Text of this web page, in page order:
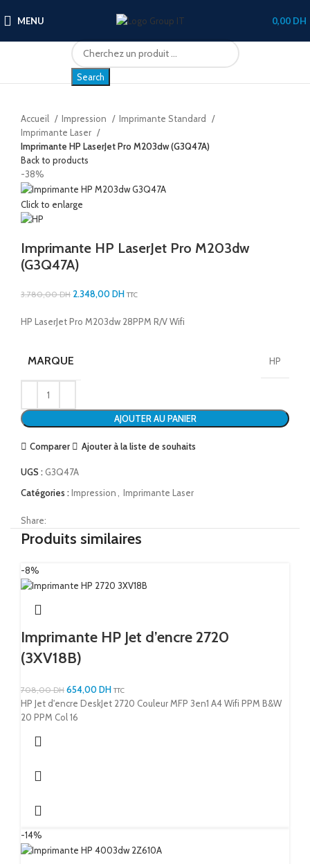
MENU 0,00 DH
Search
Accueil Impression
Imprimante Standard
Imprimante Laser
Imprimante HP LaserJet Pro M203dw (G3Q47A)
Back to products
-38%
Click to enlarge
Imprimante HP LaserJet Pro M203dw
(G3Q47A)
3.780,00DH 2.348,00DH TTC
HP LaserJet Pro M203dw 28PPM R/V Wifi
MARQUE HP
AJOUTER AU PANIER
Comparer Ajouter à la liste de souhaits
UGS : G3Q47A
Catégories :Impression, Imprimante Laser
Share:
Produits similaires
-8%
Imprimante HP Jet d’encre 2720
(3XV18B)
708,00DH 654,00DH TTC
HP Jet d'encre DeskJet 2720 Couleur MFP 3en1 A4 Wifi PPM B&W
20 PPM Col 16
-14%